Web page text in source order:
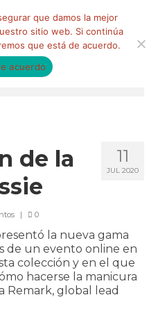
11
JUL 2020
de la
| 0
la nueva gama
de un evento online en
colección y en el que
hacerse la manicura
Remark, global lead
que damos la mejor
sitio web. Si continúa
que está de acuerdo.
acuerdo